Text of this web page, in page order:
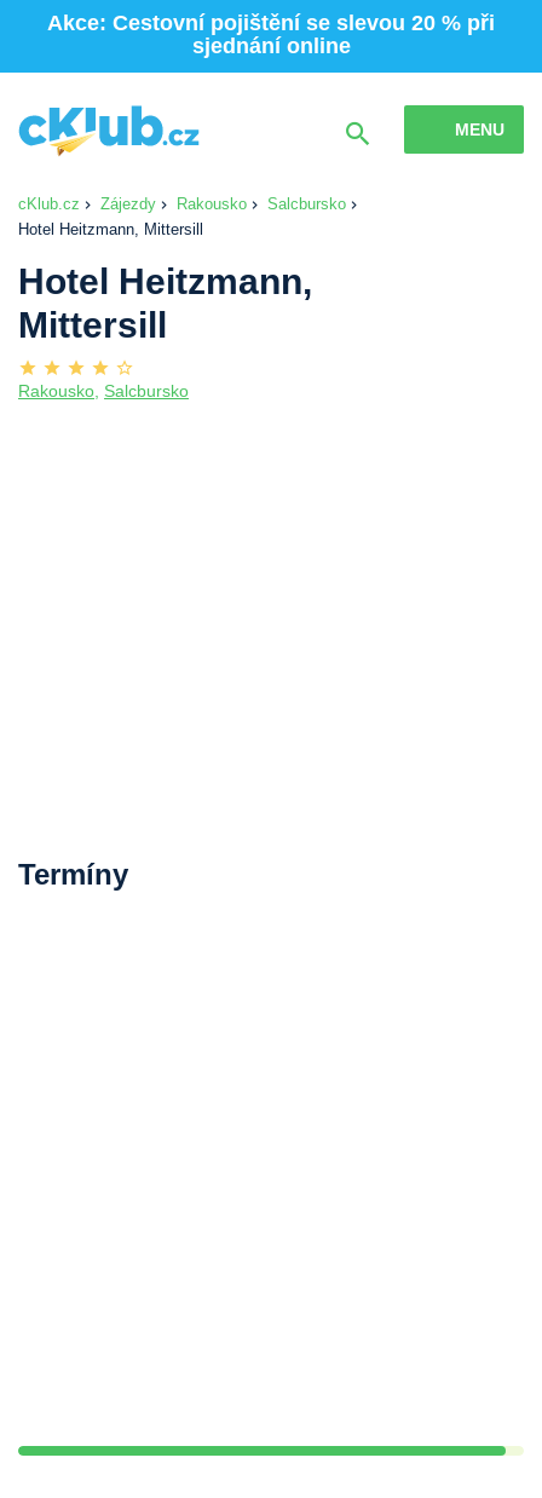
Akce: Cestovní pojištění se slevou 20 % při
sjednání online
MENU
cKlub.cz Zájezdy Rakousko
Salcbursko
Hotel Heitzmann, Mittersill
Hotel Heitzmann,
Mittersill
Rakousko, Salcbursko
Termíny